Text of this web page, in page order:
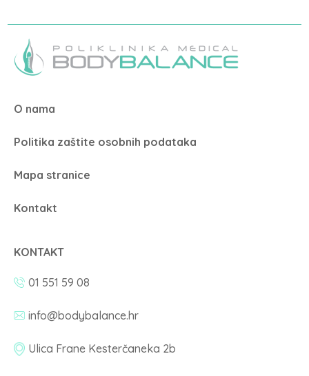
O nama
Politika zaštite osobnih podataka
Mapa stranice
Kontakt
KONTAKT
01 551 59 08
info@bodybalance.hr
Ulica Frane Kesterčaneka 2b